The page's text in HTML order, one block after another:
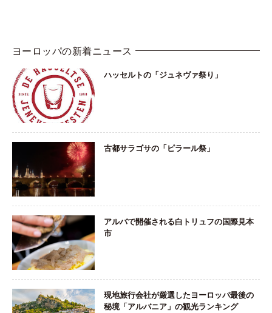
ヨーロッパの新着ニュース
ハッセルトの「ジュネヴァ祭り」
古都サラゴサの「ピラール祭」
アルバで開催される白トリュフの国際見本
市
現地旅行会社が厳選したヨーロッパ最後の
秘境「アルバニア」の観光ランキング